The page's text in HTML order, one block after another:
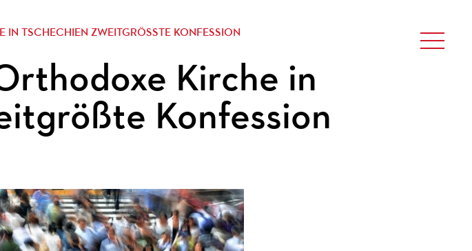
TSCHECHIEN ZWEITGRÖSSTE KONFESSION
Kirche in
Konfession